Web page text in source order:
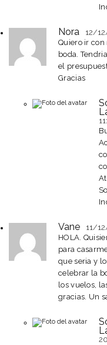
Nora 12/
Quiero ir
boda.
el
Gracias
Vane 11/
HOLA.
para
que seria y
celebrar la
los vuelos,
gracias. Un